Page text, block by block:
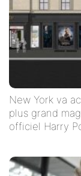
New York va
plus grand
officiel Harry